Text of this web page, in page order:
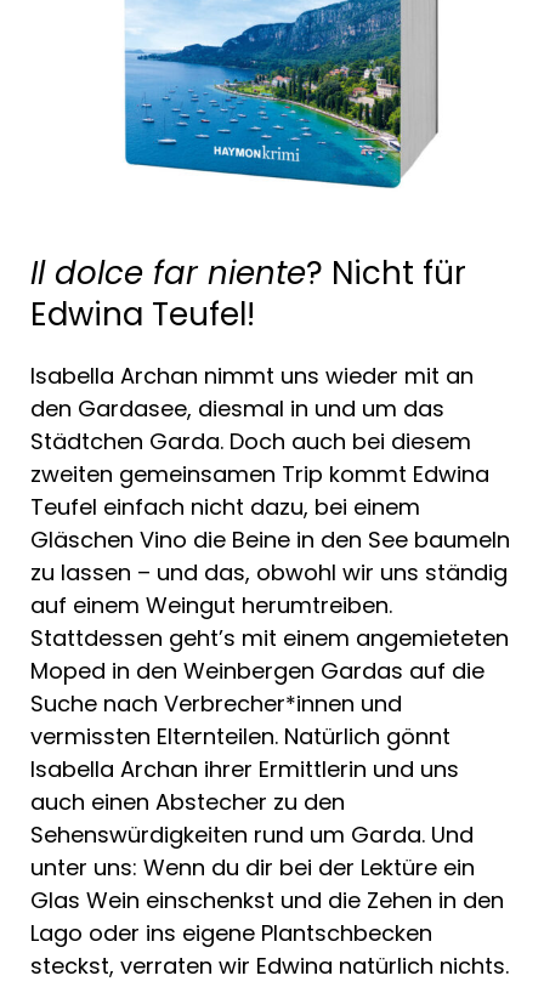
Il dolce far niente? Nicht für
Edwina Teufel!
Isabella Archan nimmt uns wieder mit an
den Gardasee, diesmal in und um das
Städtchen Garda. Doch auch bei diesem
zweiten gemeinsamen Trip kommt Edwina
Teufel einfach nicht dazu, bei einem
Gläschen Vino die Beine in den See baumeln
zu lassen – und das, obwohl wir uns ständig
auf einem Weingut herumtreiben.
Stattdessen geht’s mit einem angemieteten
Moped in den Weinbergen Gardas auf die
Suche nach Verbrecher*innen und
vermissten Elternteilen. Natürlich gönnt
Isabella Archan ihrer Ermittlerin und uns
auch einen Abstecher zu den
Sehenswürdigkeiten rund um Garda. Und
unter uns: Wenn du dir bei der Lektüre ein
Glas Wein einschenkst und die Zehen in den
Lago oder ins eigene Plantschbecken
steckst, verraten wir Edwina natürlich nichts.